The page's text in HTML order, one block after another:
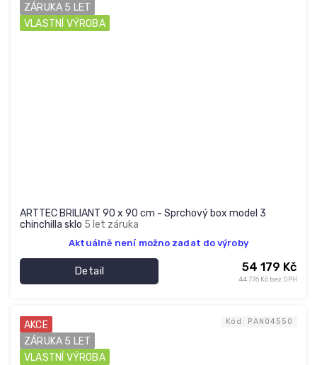
ZÁRUKA 5 LET
VLASTNÍ VÝROBA
ARTTEC BRILIANT 90 x 90 cm - Sprchový box model 3
chinchilla sklo 5 let záruka
Aktuálně není možno zadat do výroby
44 776 Kč bez DPH
54 179 Kč
Detail
AKCE
ZÁRUKA 5 LET
VLASTNÍ VÝROBA
Kód: PAN04550